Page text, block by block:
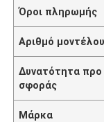
Όροι πληρωμής
Αριθμό μοντέλου
Δυνατότητα προ
σφοράς
Μάρκα